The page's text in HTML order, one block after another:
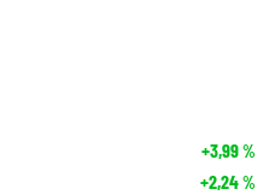
+3,99%
+2,24%